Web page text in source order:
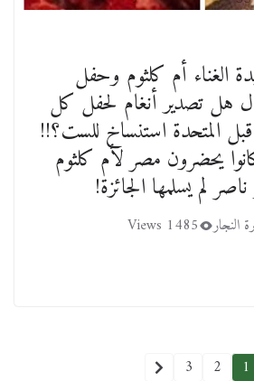
الغناء أم كلثوم وحفل
هل تصدير أنغام لحفل كل
المتحدة استنساخ للست؟!!
يحضرون مصر لأم كلثوم
لم يسلمها الجائزة!
النجار 1485 Views
1
2
3